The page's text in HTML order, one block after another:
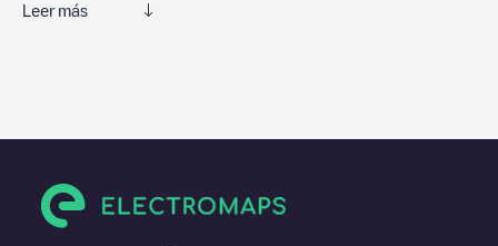
Leer más
crear la mejor experiencia para los conductores de vehículos
eléctricos.